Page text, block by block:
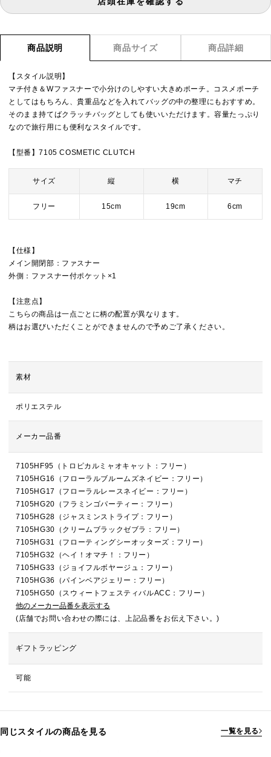
商品説明 商品サイズ 商品詳細
【スタイル説明】
マチ付き＆Wファスナーで小分けのしやすい大きめポーチ。コスメポーチ
としてはもちろん、貴重品などを入れてバッグの中の整理にもおすすめ。
そのまま持てばクラッチバッグとしても使いいただけます。容量たっぷり
なので旅行用にも便利なスタイルです。
【型番】7105 COSMETIC CLUTCH
サイズ 縦 横 マチ
フリー 15cm 19cm 6cm
【仕様】
メイン開閉部：ファスナー
外側：ファスナー付ポケット×1
【注意点】
こちらの商品は一点ごとに柄の配置が異なります。
柄はお選びいただくことができませんので予めご了承ください。
素材
ポリエステル
メーカー品番
7105HF95（トロピカルミャオキャット：フリー）
7105HG16（フローラルブルームズネイビー：フリー）
7105HG17（フローラルレースネイビー：フリー）
7105HG20（フラミンゴパーティー：フリー）
7105HG28（ジャスミンストライプ：フリー）
7105HG30（クリームブラックゼブラ：フリー）
7105HG31（フローティングシーオッターズ：フリー）
7105HG32（ヘイ！オマチ！：フリー）
7105HG33（ジョイフルボヤージュ：フリー）
7105HG36（パインベアジェリー：フリー）
7105HG50（スウィートフェスティバルACC：フリー）
他のメーカー品番を表示する
(店舗でお問い合わせの際には、上記品番をお伝え下さい。)
ギフトラッピング
可能
同じスタイルの商品を見る 一覧を見る